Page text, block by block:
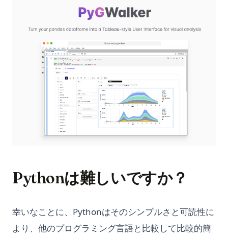
Pythonは難しいですか？
幸いなことに、Pythonはそのシンプルさと可読性に
より、他のプログラミング言語と比較して比較的簡